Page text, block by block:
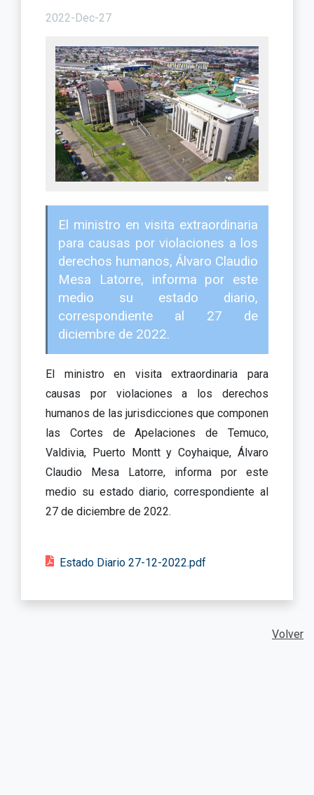
2022-Dec-27
El ministro en visita extraordinaria
para causas por violaciones a los
derechos humanos, Álvaro Claudio
Mesa Latorre, informa por este
medio su estado diario,
correspondiente al 27 de
diciembre de 2022.
El ministro en visita extraordinaria para
causas por violaciones a los derechos
humanos de las jurisdicciones que componen
las Cortes de Apelaciones de Temuco,
Valdivia, Puerto Montt y Coyhaique, Álvaro
Claudio Mesa Latorre, informa por este
medio su estado diario, correspondiente al
27 de diciembre de 2022.
Estado Diario 27-12-2022.pdf
Volver